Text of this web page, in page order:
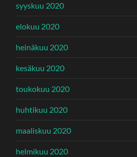
syyskuu 2020
elokuu 2020
heinäkuu 2020
kesäkuu 2020
toukokuu 2020
huhtikuu 2020
maaliskuu 2020
helmikuu 2020